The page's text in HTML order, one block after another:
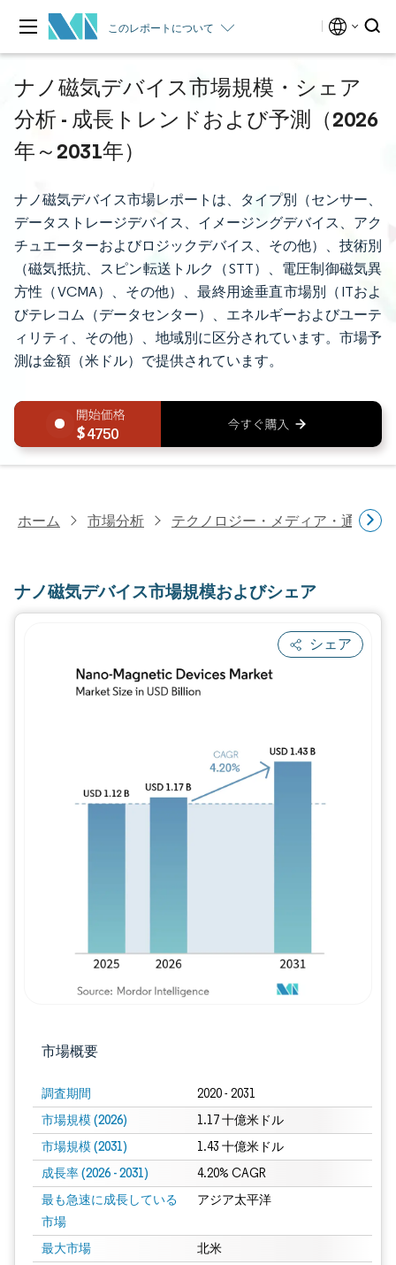
このレポートについて
ナノ磁気デバイス市場規模・シェア
分析 - 成長トレンドおよび予測（2026
年～2031年）
ナノ磁気デバイス市場レポートは、タイプ別（センサー、
データストレージデバイス、イメージングデバイス、アク
チュエーターおよびロジックデバイス、その他）、技術別
（磁気抵抗、スピン転送トルク（STT）、電圧制御磁気異
方性（VCMA）、その他）、最終用途垂直市場別（ITおよ
びテレコム（データセンター）、エネルギーおよびユーテ
ィリティ、その他）、地域別に区分されています。市場予
測は金額（米ドル）で提供されています。
4750
ホーム 市場分析 テクノロジー・メディア・通信研
ナノ磁気デバイス市場規模およびシェア
シェア
市場概要
調査期間 2020 - 2031
市場規模 (2026) 1.17 十億米ドル
市場規模 (2031) 1.43 十億米ドル
成長率 (2026 - 2031) 4.20% CAGR
最も急速に成長している
市場
アジア太平洋
最大市場 北米